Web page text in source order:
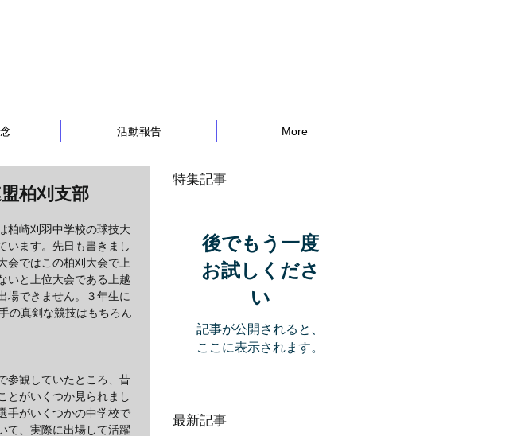
活動報告 More
柏刈支部
柏崎刈羽中学校の球技大
います。先日も書きまし
会ではこの柏刈大会で上
いと上位大会である上越
場できません。３年生に
の真剣な競技はもちろん
参観していたところ、昔
とがいくつか見られまし
手がいくつかの中学校で
て、実際に出場して活躍
特集記事
後でもう一度
お試しくださ
い
記事が公開されると、
ここに表示されます。
最新記事